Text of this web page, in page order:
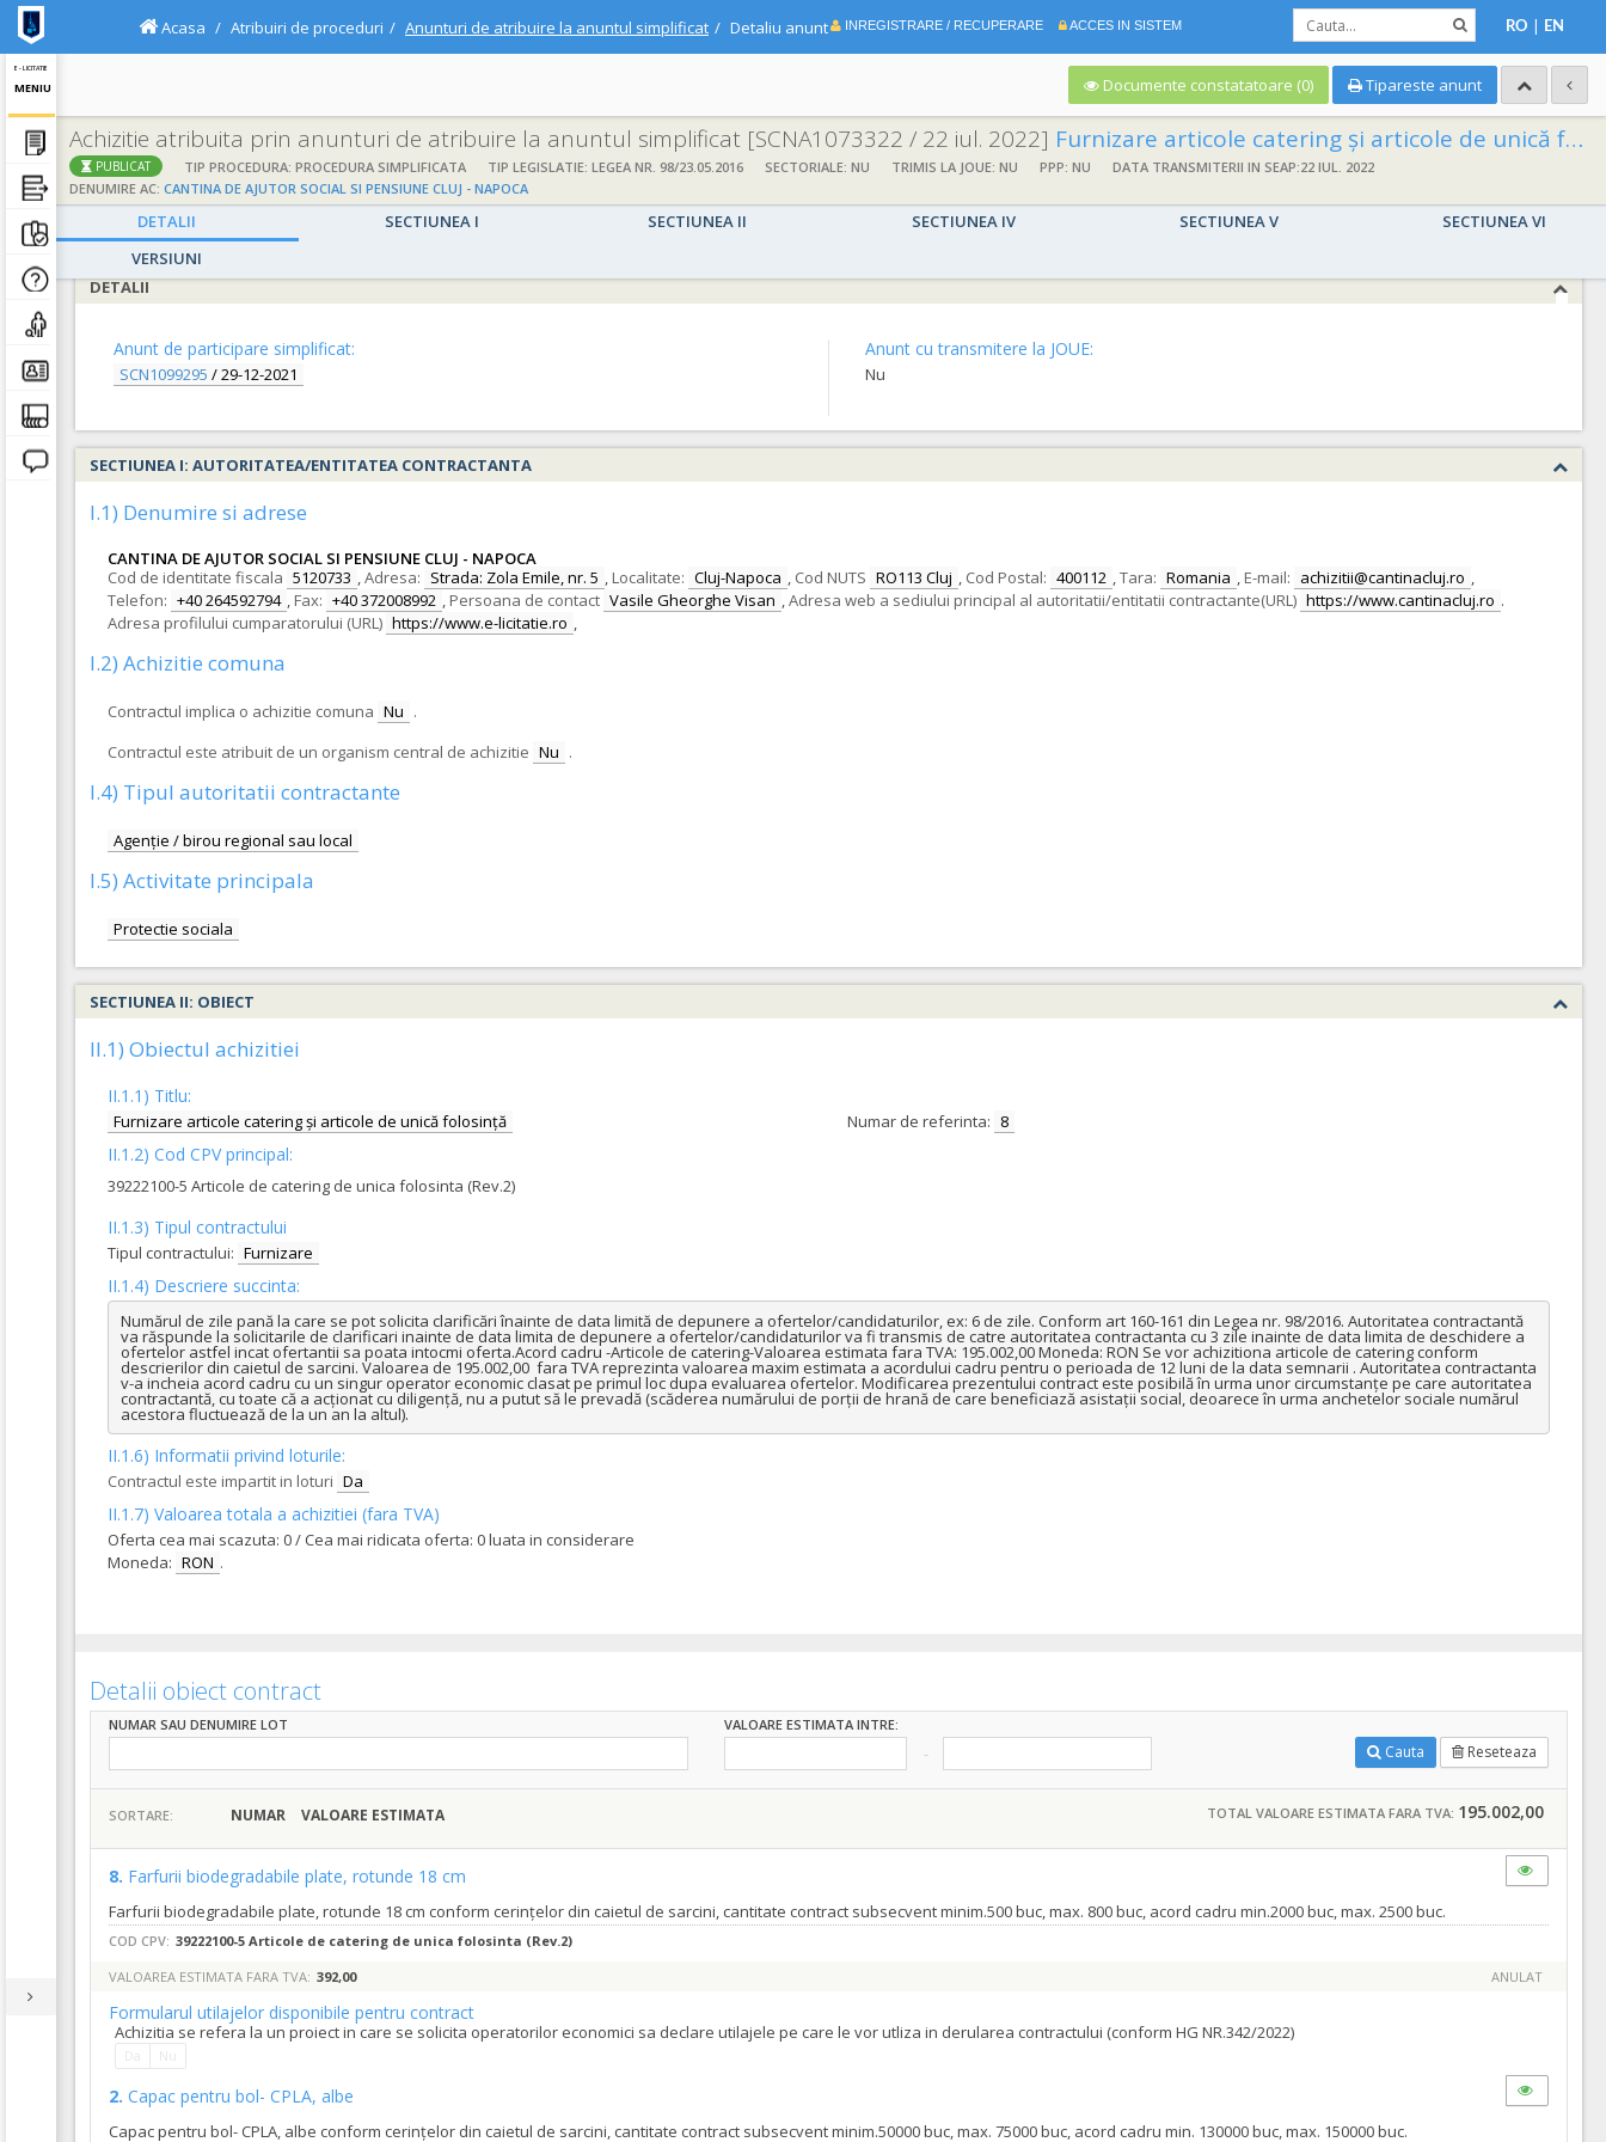
E - LICITATIE
MENIU
INREGISTRARE / RECUPERARE ACCES IN SISTEM RO | EN
Acasa Atribuiri de proceduri Anunturi de atribuire la anuntul simplificat Detaliu anunt
Documente constatatoare (0) Tipareste anunt
;;
Achizitie atribuita prin anunturi de atribuire la anuntul simplificat [SCNA1073322 / 22 iul. 2022] Furnizare articole catering și articole de unică folosință
PUBLICAT TIP PROCEDURA: PROCEDURA SIMPLIFICATA TIP LEGISLATIE: LEGEA NR. 98/23.05.2016 SECTORIALE: NU TRIMIS LA JOUE: NU PPP: NU
DATA TRANSMITERII IN SEAP:22 IUL. 2022
DENUMIRE AC: CANTINA DE AJUTOR SOCIAL SI PENSIUNE CLUJ - NAPOCA
DETALII SECTIUNEA I SECTIUNEA II SECTIUNEA IV SECTIUNEA V
SECTIUNEA VI
VERSIUNI
DETALII
Anunt de participare simplificat:
SCN1099295 /29-12-2021
Anunt cu transmitere la JOUE:
Nu
SECTIUNEA I: AUTORITATEA/ENTITATEA CONTRACTANTA
I.1) Denumire si adrese
CANTINA DE AJUTOR SOCIAL SI PENSIUNE CLUJ - NAPOCA
Cod de identitate fiscala 5120733 ,Adresa: Strada: Zola Emile, nr. 5 , Localitate: Cluj-Napoca , Cod NUTS RO113 Cluj , Cod Postal: 400112 ,Tara: Romania , E-mail: achizitii@cantinacluj.ro ,
Telefon: +40 264592794 , Fax: +40 372008992 , Persoana de contact Vasile Gheorghe Visan ,Adresa web a sediului principal al autoritatii/entitatii contractante(URL) https://www.cantinacluj.ro .
Adresa profilului cumparatorului (URL) https://www.e-licitatie.ro ,
I.2) Achizitie comuna
Contractul implica o achizitie comuna Nu .
Contractul este atribuit de un organism central de achizitie Nu .
I.4) Tipul autoritatii contractante
Agenție / birou regional sau local
I.5) Activitate principala
Protectie sociala
SECTIUNEA II: OBIECT
II.1) Obiectul achizitiei
II.1.1) Titlu:
Furnizare articole catering și articole de unică folosință Numar de referinta: 8
II.1.2) Cod CPV principal:
39222100-5 Articole de catering de unica folosinta (Rev.2)
II.1.3) Tipul contractului
Tipul contractului: Furnizare
II.1.4) Descriere succinta:
Numărul de zile pană la care se pot solicita clarificări înainte de data limită de depunere a ofertelor/candidaturilor, ex: 6 de zile. Conform art 160-161 din Legea nr. 98/2016. Autoritatea contractantă
va răspunde la solicitarile de clarificari inainte de data limita de depunere a ofertelor/candidaturilor va fi transmis de catre autoritatea contractanta cu 3 zile inainte de data limita de deschidere a
ofertelor astfel incat ofertantii sa poata intocmi oferta.Acord cadru -Articole de catering-Valoarea estimata fara TVA: 195.002,00 Moneda: RON Se vor achizitiona articole de catering conform
descrierilor din caietul de sarcini. Valoarea de 195.002,00  fara TVA reprezinta valoarea maxim estimata a acordului cadru pentru o perioada de 12 luni de la data semnarii . Autoritatea contractanta
v-a incheia acord cadru cu un singur operator economic clasat pe primul loc dupa evaluarea ofertelor. Modificarea prezentului contract este posibilă în urma unor circumstanțe pe care autoritatea
contractantă, cu toate că a acționat cu diligență, nu a putut să le prevadă (scăderea numărului de porții de hrană de care beneficiază asistații social, deoarece în urma anchetelor sociale numărul
acestora fluctuează de la un an la altul).
II.1.6) Informatii privind loturile:
Contractul este impartit in loturi Da
II.1.7) Valoarea totala a achizitiei (fara TVA)
Oferta cea mai scazuta: 0 / Cea mai ridicata oferta: 0 luata in considerare
Moneda: RON .
Detalii obiect contract
NUMAR SAU DENUMIRE LOT VALOARE ESTIMATA INTRE:
Cauta Reseteaza
SORTARE: NUMAR VALOARE ESTIMATA TOTAL VALOARE ESTIMATA FARA TVA: 195.002,00
8. Farfurii biodegradabile plate, rotunde 18 cm
Farfurii biodegradabile plate, rotunde 18 cm conform cerințelor din caietul de sarcini, cantitate contract subsecvent minim.500 buc, max. 800 buc, acord cadru min.2000 buc, max. 2500 buc.
COD CPV: 39222100-5 Articole de catering de unica folosinta (Rev.2)
VALOAREA ESTIMATA FARA TVA: 392,00 ANULAT
Formularul utilajelor disponibile pentru contract
Achizitia se refera la un proiect in care se solicita operatorilor economici sa declare utilajele pe care le vor utliza in derularea contractului (conform HG NR.342/2022)
2. Capac pentru bol- CPLA, albe
Capac pentru bol- CPLA, albe conform cerințelor din caietul de sarcini, cantitate contract subsecvent minim.50000 buc, max. 75000 buc, acord cadru min. 130000 buc, max. 150000 buc.